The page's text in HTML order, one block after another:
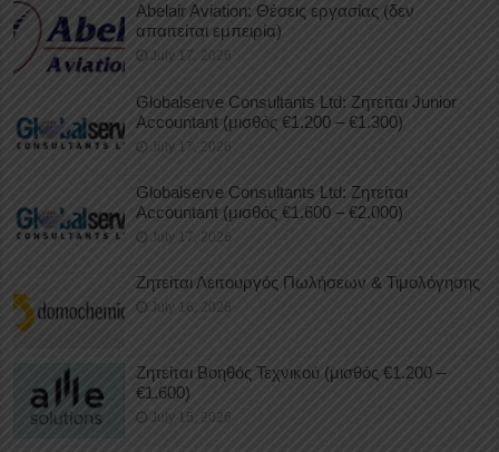
Abelair Aviation: Θέσεις εργασίας (δεν
απαιτείται εμπειρία)
July 17, 2026
Globalserve Consultants Ltd: Ζητείται Junior
Accountant (μισθός €1.200 – €1.300)
July 17, 2026
Globalserve Consultants Ltd: Ζητείται
Accountant (μισθός €1.600 – €2.000)
July 17, 2026
Ζητείται Λειτουργός Πωλήσεων & Τιμολόγησης
July 16, 2026
Ζητείται Βοηθός Τεχνικού (μισθός €1.200 –
€1.600)
July 15, 2026